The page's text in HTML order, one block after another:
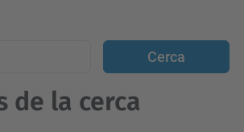
de la cerca